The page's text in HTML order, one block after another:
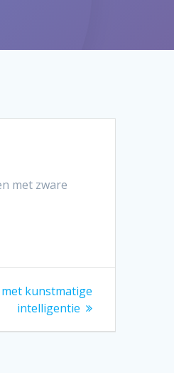
met zware
kunstmatige
intelligentie